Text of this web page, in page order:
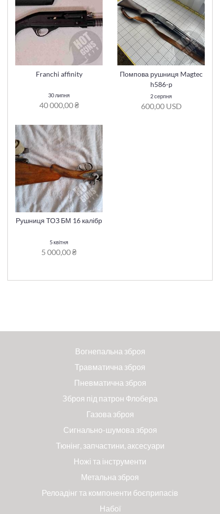
Franchi affinity
30 липня
40 000,00 ₴
Помпова рушниця Magtec
h586-p
2 серпня
600,00 USD
Рушниця ТОЗ БМ 16 калібр
5 квітня
5 000,00 ₴
Вогнепальна зброя
Травматична зброя
Пневматична зброя
Зброя під патрон Флобера
Газова зброя
Сигнально-шумова зброя
Тюнінг, запчастини, аксесуари
Ножі та інструменти
Метальна зброя
Релоадінг та компоненти боєприпасів
Набої